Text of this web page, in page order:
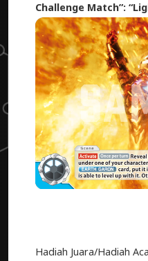
Challenge Match”:
Hadiah Juara/Hadiah